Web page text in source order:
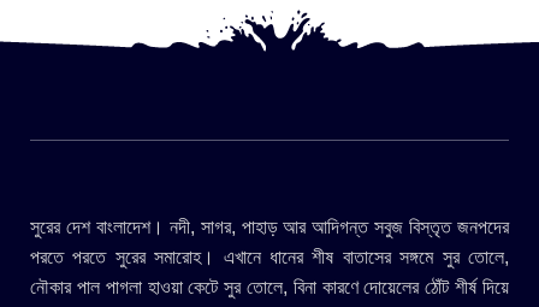
সুরের দেশ বাংলাদেশ। নদী, সাগর, পাহাড় আর আদিগন্ত সবুজ বিস্তৃত জনপদের
পরতে পরতে সুরের সমারোহ। এখানে ধানের শীষ বাতাসের সঙ্গমে সুর তোলে,
নৌকার পাল পাগলা হাওয়া কেটে সুর তোলে, বিনা কারণে দোয়েলের ঠোঁট শীর্ষ দিয়ে